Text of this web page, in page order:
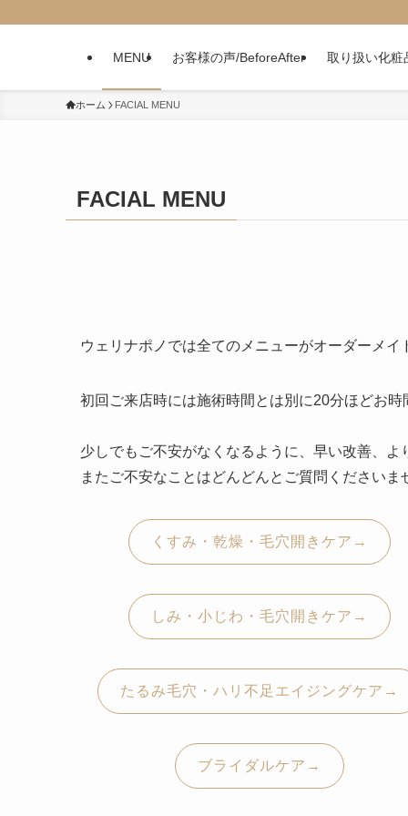
MENU お客様の声/BeforeAfter 取り扱い化粧
ホーム FACIAL MENU
FACIAL MENU
ウェリナポノでは全てのメニューがオーダーメ
初回ご来店時には施術時間とは別に20分ほどお
少しでもご不安がなくなるように、早い改善、
またご不安なことはどんどんとご質問くださいま
くすみ・乾燥・毛穴開きケア→
しみ・小じわ・毛穴開きケア→
たるみ毛穴・ハリ不足エイジングケア→
ブライダルケア→